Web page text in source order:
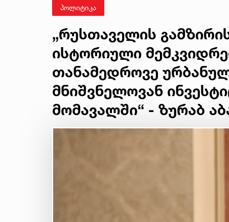
პოლიტიკა
„რუსთაველის
ისტორიული
თანამედროვე
მნიშვნელოვან
მომავალში“ - ზურაბ